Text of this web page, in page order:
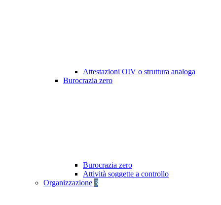
Attestazioni OIV o struttura analoga
Burocrazia zero
Burocrazia zero
Attività soggette a controllo
Organizzazione 3